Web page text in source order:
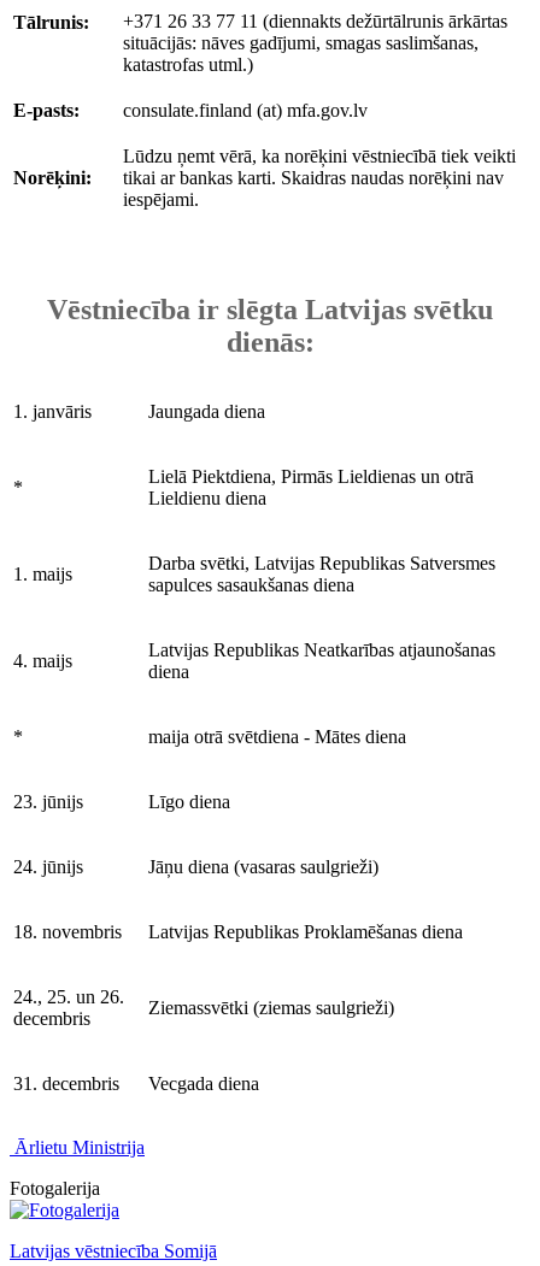
Tālrunis:
+371 26 33 77 11 (diennakts dežūrtālrunis ārkārtas
situācijās: nāves gadījumi, smagas saslimšanas,
katastrofas utml.)
E-pasts: consulate.finland (at) mfa.gov.lv
Norēķini:
Lūdzu ņemt vērā, ka norēķini vēstniecībā tiek veikti
tikai ar bankas karti. Skaidras naudas norēķini nav
iespējami.
Vēstniecība ir slēgta Latvijas svētku
dienās:
1. janvāris Jaungada diena
*
Lielā Piektdiena, Pirmās Lieldienas un otrā
Lieldienu diena
1. maijs
Darba svētki, Latvijas Republikas Satversmes
sapulces sasaukšanas diena
4. maijs
Latvijas Republikas Neatkarības atjaunošanas
diena
* maija otrā svētdiena - Mātes diena
23. jūnijs Līgo diena
24. jūnijs Jāņu diena (vasaras saulgrieži)
18. novembris Latvijas Republikas Proklamēšanas diena
24., 25. un 26.
decembris
Ziemassvētki (ziemas saulgrieži)
31. decembris Vecgada diena
Ārlietu Ministrija
Fotogalerija
Latvijas vēstniecība Somijā